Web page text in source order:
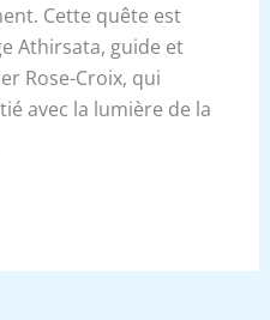
Cette quête est
Athirsata, guide et
Rose-Croix, qui
avec la lumière de la